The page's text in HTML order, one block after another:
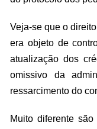
Veja-se que o
era objeto de
atualização dos
omissivo da
ressarcimento do
Muito diferente